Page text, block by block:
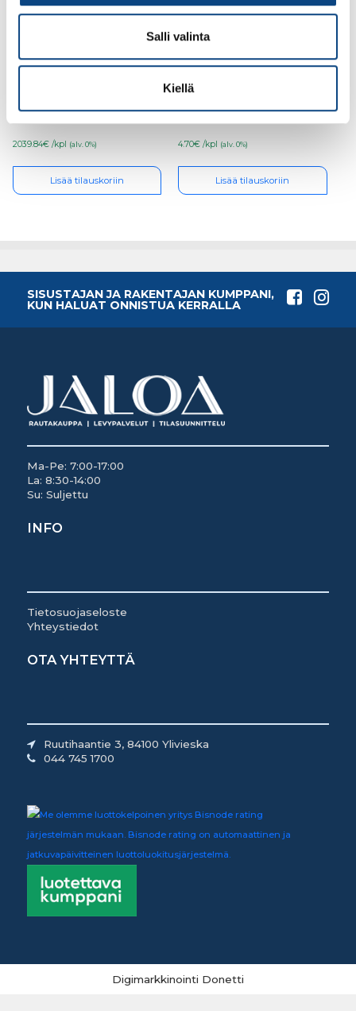
Salli valinta
Kiellä
Kevyttakka Schiedel
2039.84€ /kpl (alv. 0%)
Lisää tilauskoriin
Tyrolit Katkaisulaikka
(poistuva)
4.70€ /kpl (alv. 0%)
Lisää tilauskoriin
SISUSTAJAN JA RAKENTAJAN KUMPPANI,
KUN HALUAT ONNISTUA KERRALLA
Ma-Pe: 7:00-17:00
La: 8:30-14:00
Su: Suljettu
INFO
Tietosuojaseloste
Yhteystiedot
OTA YHTEYTTÄ
Ruutihaantie 3, 84100 Ylivieska
044 745 1700
Digimarkkinointi Donetti